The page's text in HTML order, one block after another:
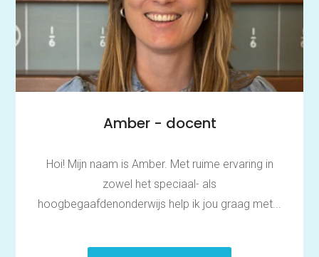
Amber - docent
Hoi! Mijn naam is Amber. Met ruime ervaring in
zowel het speciaal- als
hoogbegaafdenonderwijs help ik jou graag met...